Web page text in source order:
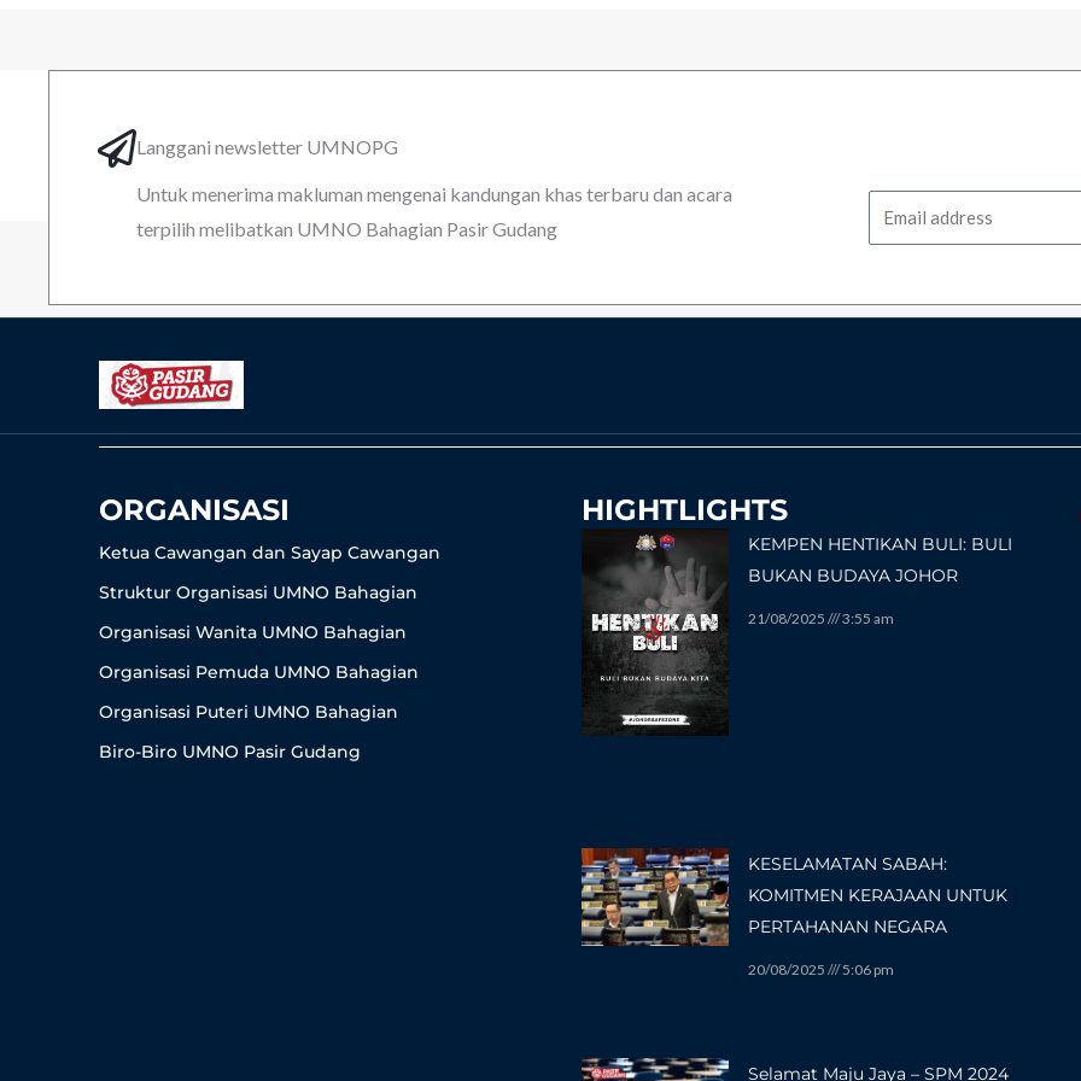
Langgani newsletter UMNOPG
Untuk menerima makluman mengenai kandungan khas terbaru dan acara
terpilih melibatkan UMNO Bahagian Pasir Gudang
Email
ORGANISASI
Ketua Cawangan dan Sayap Cawangan
Struktur Organisasi UMNO Bahagian
Organisasi Wanita UMNO Bahagian
Organisasi Pemuda UMNO Bahagian
Organisasi Puteri UMNO Bahagian
Biro-Biro UMNO Pasir Gudang
HIGHTLIGHTS
KEMPEN HENTIKAN BULI: BULI
BUKAN BUDAYA JOHOR
21/08/2025 3:55 am
KESELAMATAN SABAH:
KOMITMEN KERAJAAN UNTUK
PERTAHANAN NEGARA
20/08/2025 5:06 pm
Selamat Maju Jaya – SPM 2024